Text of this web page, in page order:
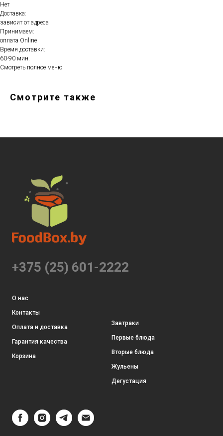
Нет
Доставка:
зависит от адреса
Принимаем:
оплата Online
Время доставки:
60-90 мин.
Смотреть полное меню
Смотрите также
+375 (25) 601-2222
О нас
Контакты
Оплата и доставка
Гарантия качества
Корзина
Завтраки
Первые блюда
Вторые блюда
Жульены
Дегустация